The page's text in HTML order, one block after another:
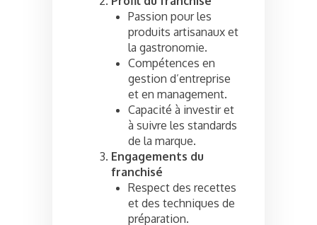
Passion pour les
produits artisanaux et
la gastronomie.
Compétences en
gestion d’entreprise
et en management.
Capacité à investir et
à suivre les standards
de la marque.
Engagements du
franchisé
Respect des recettes
et des techniques de
préparation.